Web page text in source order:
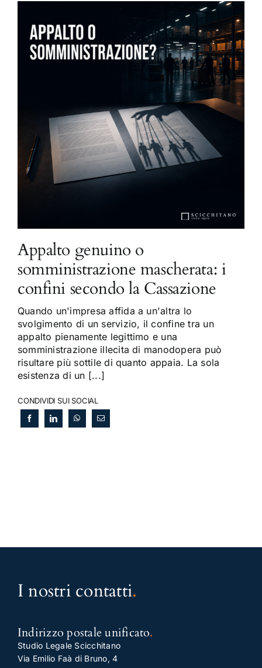
Appalto genuino o
somministrazione mascherata: i
confini secondo la Cassazione
Quando un'impresa affida a un'altra lo
svolgimento di un servizio, il confine tra un
appalto pienamente legittimo e una
somministrazione illecita di manodopera può
risultare più sottile di quanto appaia. La sola
esistenza di un [...]
CONDIVIDI SUI SOCIAL
I nostri contatti.
Indirizzo postale unificato.
Studio Legale Scicchitano
Via Emilio Faà di Bruno, 4